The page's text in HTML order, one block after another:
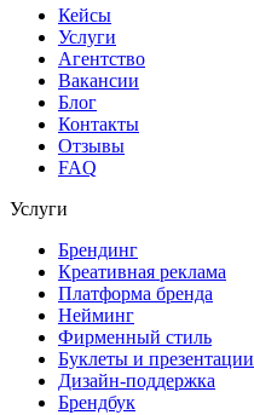
Кейсы
Услуги
Агентство
Вакансии
Блог
Контакты
Отзывы
FAQ
Услуги
Брендинг
Креативная реклама
Платформа бренда
Нейминг
Фирменный стиль
Буклеты и презентации
Дизайн-поддержка
Брендбук